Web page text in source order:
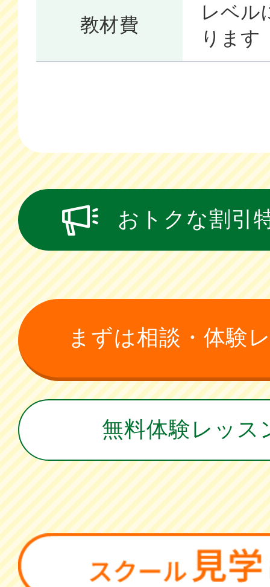
教材費
レベル
ります
おトクな割引
まずは相談・体験
無料体験レッス